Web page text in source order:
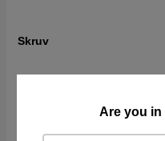
Are you in
Skruv
28 kr
Best. vara. Skickas om 2-5